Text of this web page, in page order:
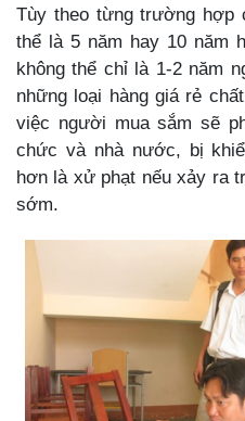
Tùy theo từng trường hợp
thể là 5 năm hay 10 năm
không thể chỉ là 1-2 năm
những loại hàng giá rẻ
việc người mua sắm sẽ
chức và nhà nước, bị
hơn là xử phạt nếu xảy ra
sớm.